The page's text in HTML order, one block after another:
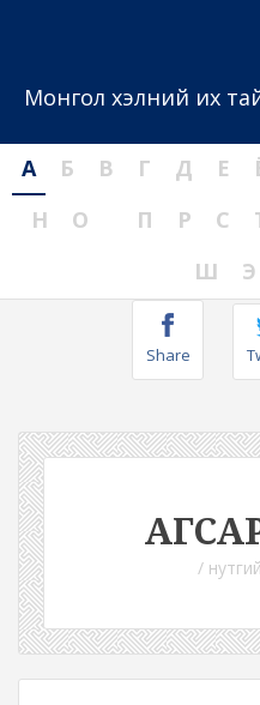
Монгол хэлний их
А Б В Г Д Е
Н
О П Р С
Ш
Э
Share
/